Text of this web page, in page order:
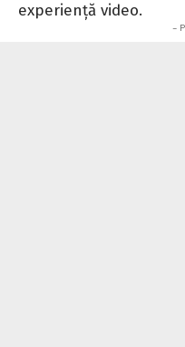
experiență video.
-